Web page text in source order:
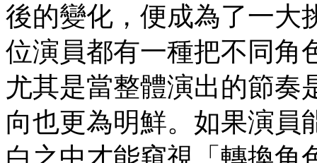
後的變化，便成為了一大
位演員都有一種把不同角
尤其是當整體演出的節奏
向也更為明鮮。如果演員